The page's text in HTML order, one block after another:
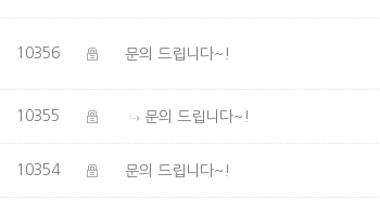
10356 문의 드립니다~!
10355 문의 드립니다~!
10354 문의 드립니다~!